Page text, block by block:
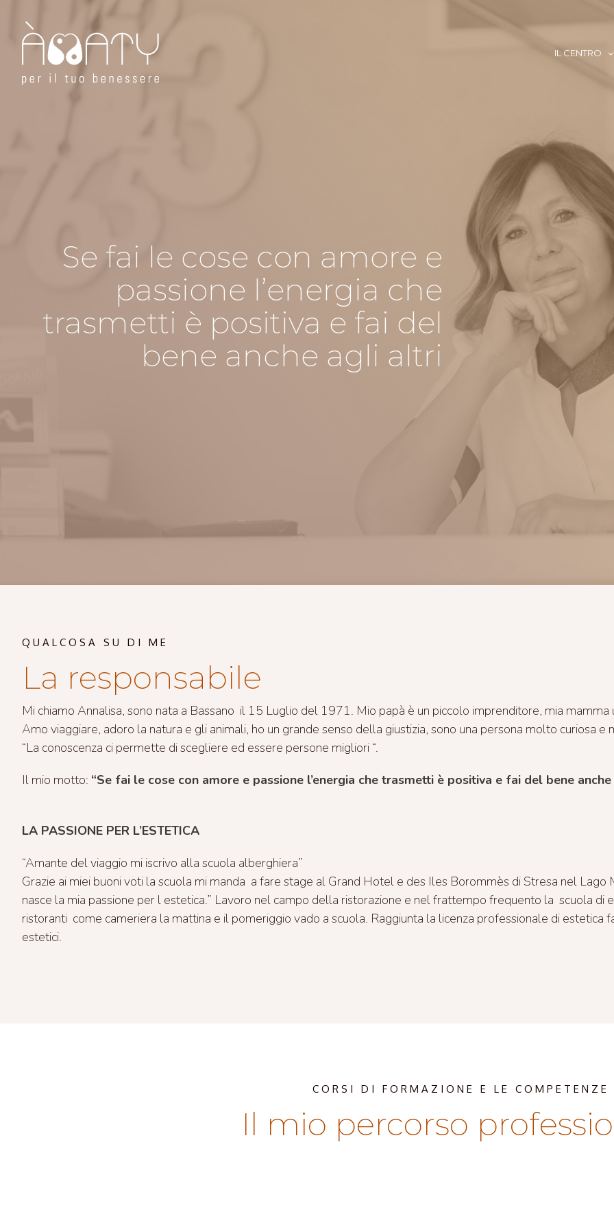
content
IL CENTRO
Se fai le cose con amore e
passione l’energia che
trasmetti è positiva e fai del
bene anche agli altri
QUALCOSA SU DI ME
La responsabile
Mi chiamo Annalisa, sono nata a Bassano il 15 Luglio del 1971. Mio papà è un piccolo imprenditore, mia mamma
Amo viaggiare, adoro la natura e gli animali, ho un grande senso della giustizia, sono una persona molto curiosa e
“La conoscenza ci permette di scegliere ed essere persone migliori “.
Il mio motto: “Se fai le cose con amore e passione l’energia che trasmetti è positiva e fai del bene
LA PASSIONE PER L’ESTETICA
“Amante del viaggio mi iscrivo alla scuola alberghiera”
Grazie ai miei buoni voti la scuola mi manda a fare stage al Grand Hotel e des Iles Borommès di Stresa nel Lago
nasce la mia passione per l estetica.” Lavoro nel campo della ristorazione e nel frattempo frequento la scuola di
ristoranti come cameriera la mattina e il pomeriggio vado a scuola. Raggiunta la licenza professionale di estetica
estetici.
CORSI DI FORMAZIONE E LE COMPETENZE
Il mio percorso